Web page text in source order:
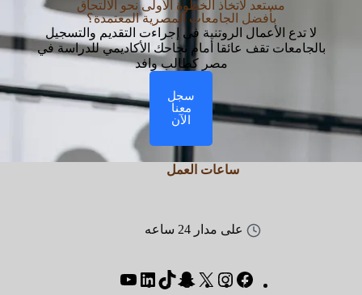
مستعد لاتخاذ الخطوة الأولى نحو الالتحاق
بأفضل الجامعات المصرية المعتمدة؟
لا تدع الأعمال الروتنية في إجراءت التقديم والتسجيل
بالجامعات تقف عائقا أمام نجاحك الأكاديمي للدراسة في
مصر كطالب وافد
سجل
معنا
الآن
ساعات العمل
على مدار 24 ساعه